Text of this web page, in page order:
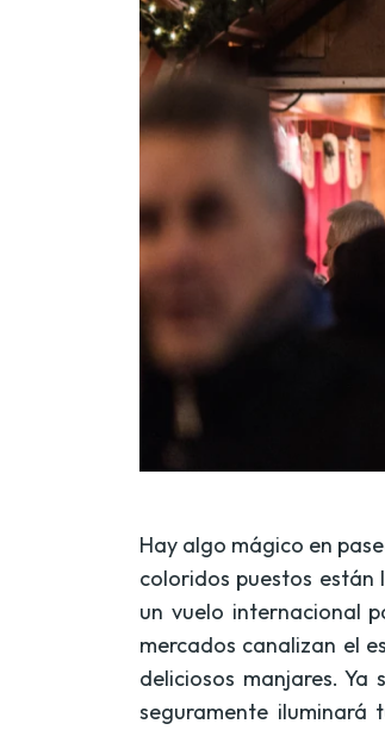
Hay algo mágico en
coloridos puestos están
un vuelo internacional
mercados canalizan el
deliciosos manjares.
seguramente iluminará